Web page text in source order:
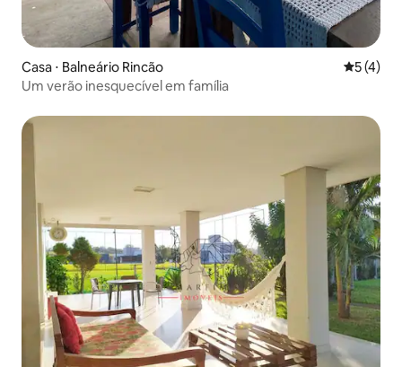
Casa ⋅ Balneário Rincão 5 de
5 (4)
Um verão inesquecível em família